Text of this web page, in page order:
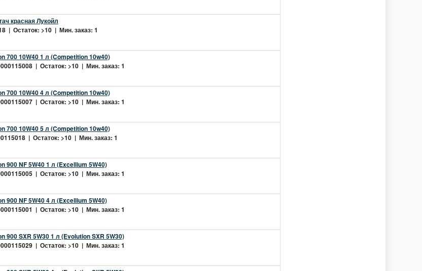
красная Лукойл
| Остаток: >10 | Мин. заказ: 1
700 10W40 1 л (Competition 10w40)
| Остаток: >10 | Мин. заказ: 1
700 10W40 4 л (Competition 10w40)
| Остаток: >10 | Мин. заказ: 1
700 10W40 5 л (Competition 10w40)
| Остаток: >10 | Мин. заказ: 1
900 NF 5W40 1 л (Excellium 5W40)
| Остаток: >10 | Мин. заказ: 1
900 NF 5W40 4 л (Excellium 5W40)
| Остаток: >10 | Мин. заказ: 1
900 SXR 5W30 1 л (Evolution SXR 5W30)
| Остаток: >10 | Мин. заказ: 1